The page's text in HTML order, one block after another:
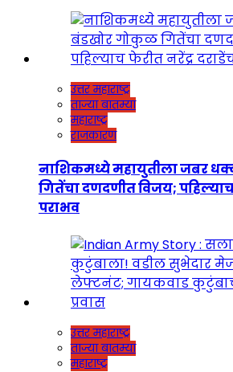
उत्तर महाराष्ट्र
ताज्या बातम्या
महाराष्ट्र
राजकारण
नाशिकमध्ये महायुतीला जबर
गितेंचा दणदणीत विजय; पहिल्याच
पराभव
उत्तर महाराष्ट्र
ताज्या बातम्या
महाराष्ट्र